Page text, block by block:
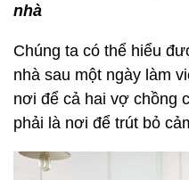
nhà
Chúng ta có thể hiểu
nhà sau một ngày làm
nơi để cả hai vợ chồng
phải là nơi để trút bỏ